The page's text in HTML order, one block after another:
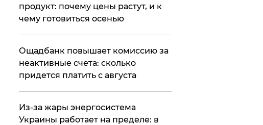
продукт: почему цены растут, и к
чему готовиться осенью
​Ощадбанк повышает комиссию за
неактивные счета: сколько
придется платить с августа
Из-за жары энергосистема
Украины работает на пределе: в